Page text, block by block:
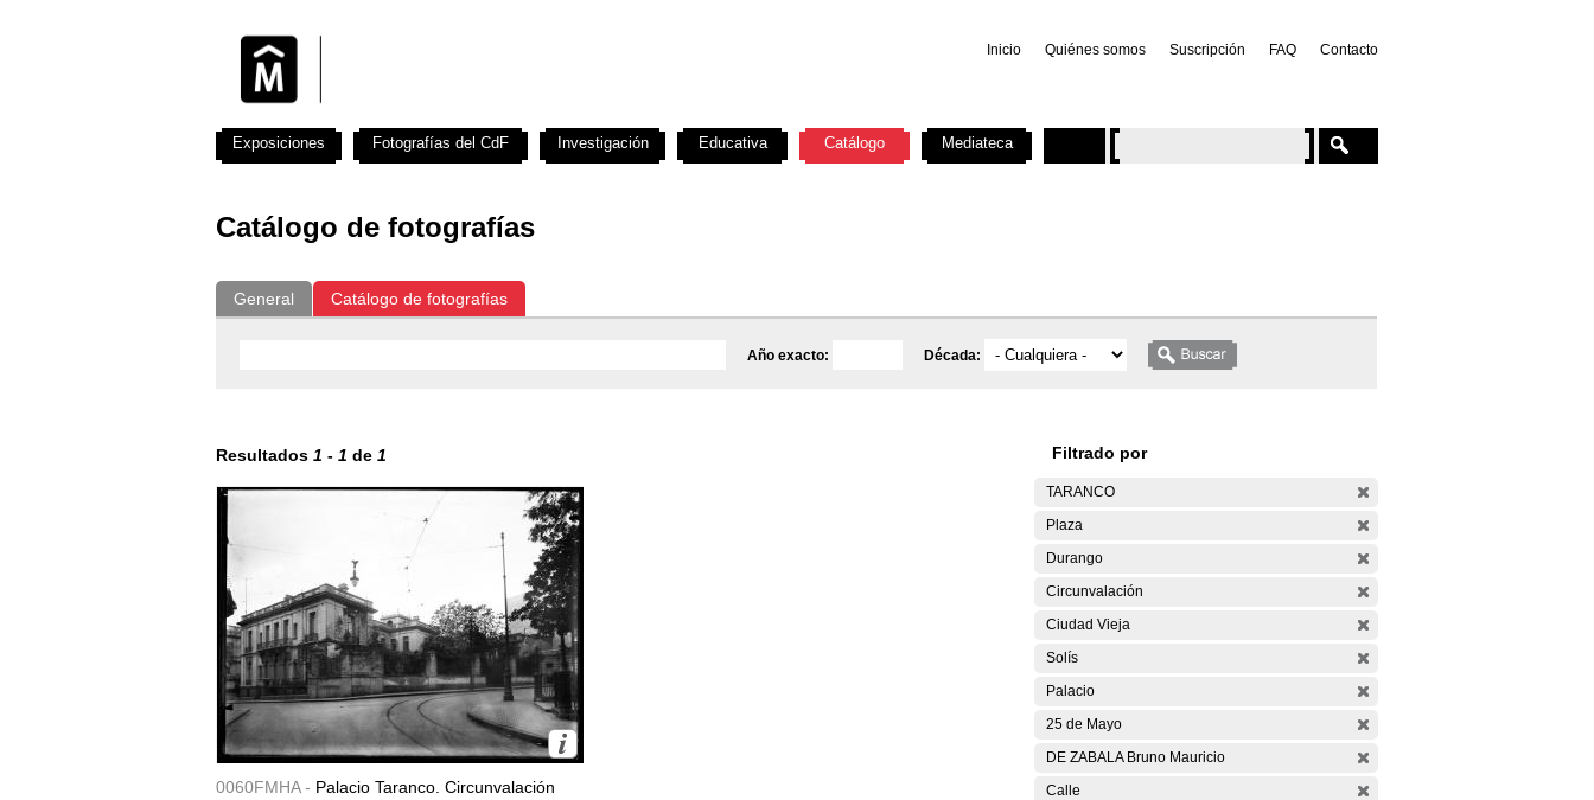
Inicio Quiénes somos Suscripción FAQ Contacto
Catálogo de fotografías
General Catálogo de fotografías
Año exacto: Década:
Resultados 1 - 1 de 1
0060FMHA - Palacio Taranco. Circunvalación
Filtrado por
TARANCO
Plaza
Durango
Circunvalación
Ciudad Vieja
Solís
Palacio
25 de Mayo
DE ZABALA Bruno Mauricio
Calle
Exposiciones Fotografías del CdF Investigación Educativa Catálogo Mediateca